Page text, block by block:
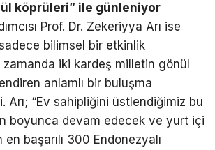
köprüleri” ile günleniyor
Prof. Dr. Zekeriyya Arı ise
bilimsel bir etkinlik
zamanda iki kardeş milletin gönül
anlamlı bir buluşma
Arı; “Ev sahipliğini üstlendiğimiz bu
boyunca devam edecek ve yurt içi
en başarılı 300 Endonezyalı